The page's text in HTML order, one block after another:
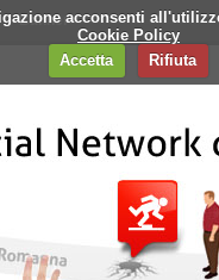
acconsenti
Cookie Policy
Accetta
Rifiuta
Banner